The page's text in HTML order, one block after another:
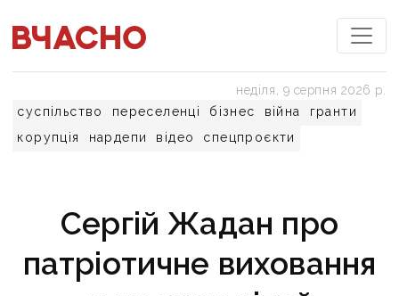
суспільство переселенці бізнес війна
гранти
корупція
нардепи відео спецпроєкти
неділя, 9 серпня 2026 р.
Сергій Жадан про
патріотичне виховання